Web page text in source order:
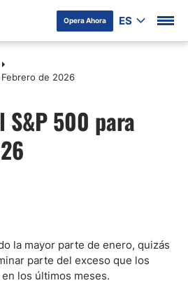
Opera Ahora ES
de 2026
S&P 500 para
la mayor parte de enero, quizás
parte del exceso que los
los últimos meses.